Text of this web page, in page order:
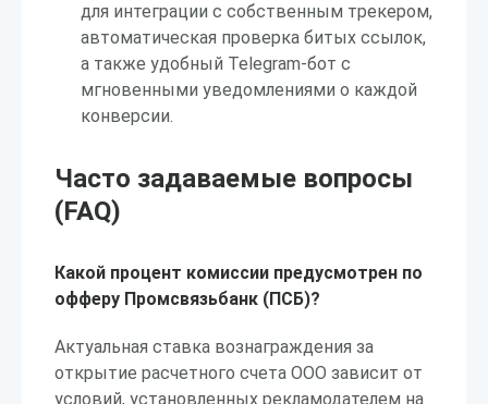
для интеграции с собственным трекером,
автоматическая проверка битых ссылок,
а также удобный Telegram-бот с
мгновенными уведомлениями о каждой
конверсии.
Часто задаваемые вопросы
(FAQ)
Какой процент комиссии предусмотрен по
офферу Промсвязьбанк (ПСБ)?
Актуальная ставка вознаграждения за
открытие расчетного счета ООО зависит от
условий, установленных рекламодателем на